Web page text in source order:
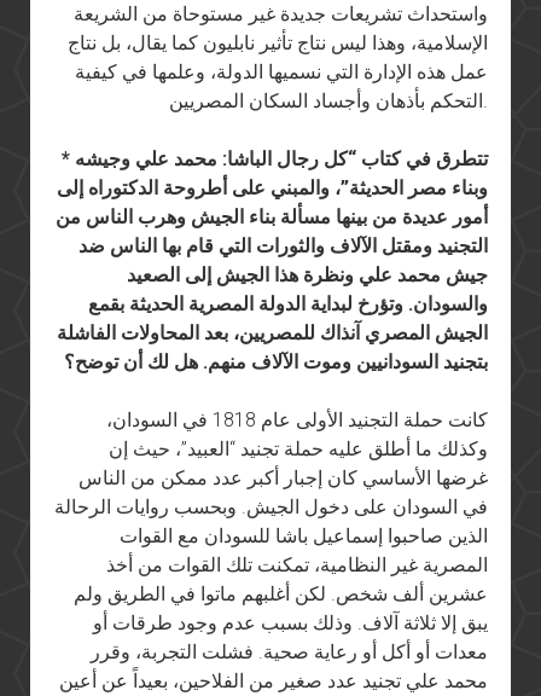
واستحداث تشريعات جديدة غير مستوحاة من الشريعة
الإسلامية، وهذا ليس نتاج تأثير نابليون كما يقال، بل نتاج
عمل هذه الإدارة التي نسميها الدولة، وعلمها في كيفية
* تتطرق في كتاب “كل رجال الباشا: محمد علي وجيشه
وبناء مصر الحديثة”، والمبني على أطروحة الدكتوراه إلى
أمور عديدة من بينها مسألة بناء الجيش وهرب الناس من
التجنيد ومقتل الآلاف والثورات التي قام بها الناس ضد
جيش محمد علي ونظرة هذا الجيش إلى الصعيد
والسودان. وتؤرخ لبداية الدولة المصرية الحديثة بقمع
الجيش المصري آنذاك للمصريين، بعد المحاولات الفاشلة
بتجنيد السودانيين وموت الآلاف منهم. هل لك أن توضح؟
كانت حملة التجنيد الأولى عام 1818 في السودان،
وكذلك ما أطلق عليه حملة تجنيد “العبيد”، حيث إن
غرضها الأساسي كان إجبار أكبر عدد ممكن من الناس
في السودان على دخول الجيش. وبحسب روايات الرحالة
الذين صاحبوا إسماعيل باشا للسودان مع القوات
المصرية غير النظامية، تمكنت تلك القوات من أخذ
عشرين ألف شخص. لكن أغلبهم ماتوا في الطريق ولم
يبق إلا ثلاثة آلاف. وذلك بسبب عدم وجود طرقات أو
معدات أو أكل أو رعاية صحية. فشلت التجربة، وقرر
محمد علي تجنيد عدد صغير من الفلاحين، بعيداً عن أعين